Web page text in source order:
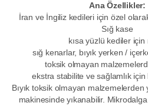
Ana Özellikler:
İran ve İngiliz kedileri için özel
Sığ kase
kısa yüzlü kediler için
sığ kenarlar, bıyık yerken /
toksik olmayan
ekstra stabilite ve sağlamlık için
Bıyık toksik olmayan malzemelerden
makinesinde yıkanabilir.